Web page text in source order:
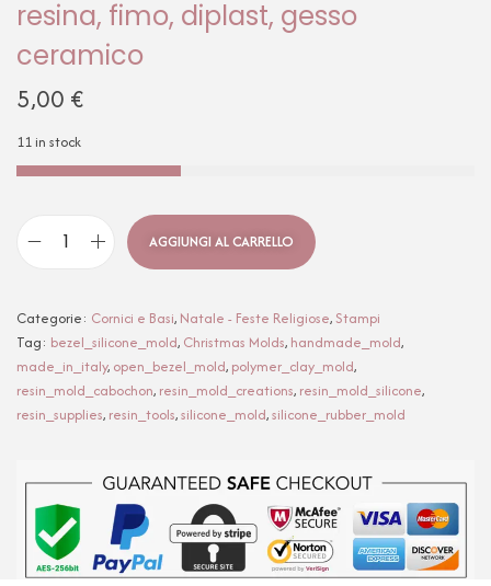
resina, fimo, diplast, gesso
ceramico
5,00 €
11 in stock
AGGIUNGI AL CARRELLO
Categorie: Cornici e Basi, Natale - Feste Religiose,Stampi
Tag: bezel_silicone_mold, Christmas Molds, handmade_mold,
made_in_italy, open_bezel_mold, polymer_clay_mold,
resin_mold_cabochon, resin_mold_creations, resin_mold_silicone,
resin_supplies, resin_tools,silicone_mold,silicone_rubber_mold